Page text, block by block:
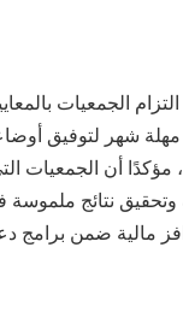
الجمعيات
شهر لتوفيق
مؤكدًا أن الجمعيات
وتحقيق نتائج
مالية ضمن برامج